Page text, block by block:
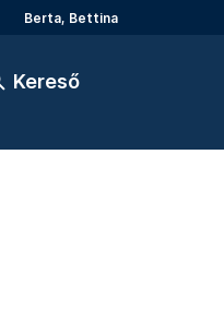
Berta, Bettina
Kereső